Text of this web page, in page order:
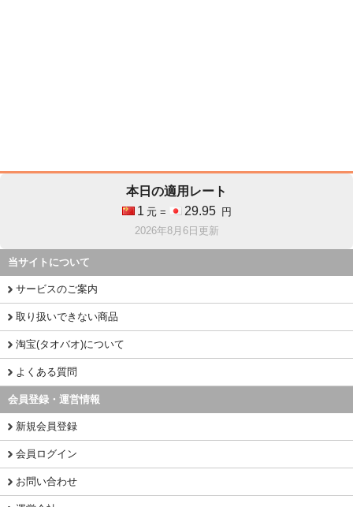
本日の適用レート
1 元 = 29.95
円
2026年8月6日更新
当サイトについて
サービスのご案内
取り扱いできない商品
淘宝(タオバオ)について
よくある質問
会員登録・運営情報
新規会員登録
会員ログイン
お問い合わせ